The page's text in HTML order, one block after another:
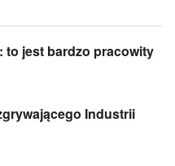
to jest bardzo pracowity
Industrii